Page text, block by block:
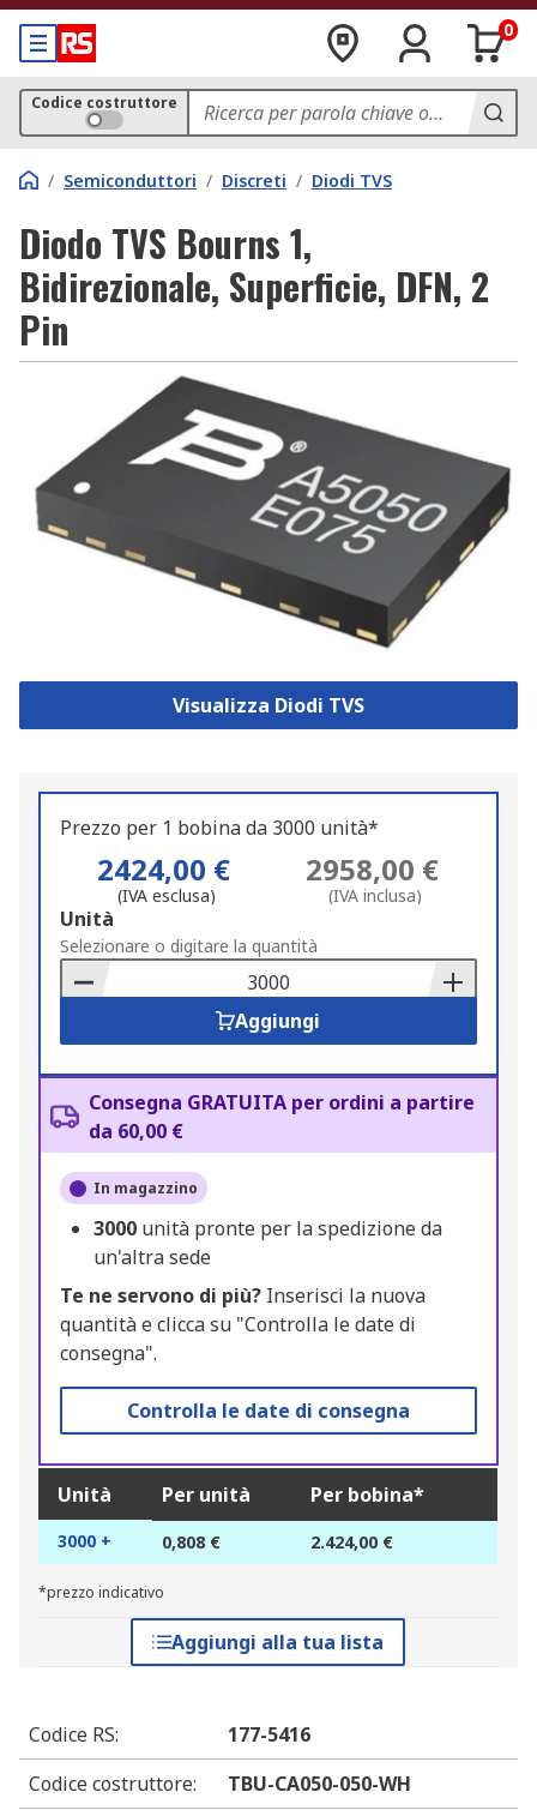
0
Codice costruttore
/ Semiconduttori / Discreti / Diodi TVS
Diodo TVS Bourns 1,
Bidirezionale, Superficie, DFN, 2
Pin
Visualizza Diodi TVS
Prezzo per 1 bobina da 3000 unità*
2424,00 €
(IVA esclusa)
2958,00 €
(IVA inclusa)
Add
to
Basket
Unità
Selezionare o digitare la quantità
Aggiungi
Consegna GRATUITA per ordini a partire
da 60,00 €
In magazzino
3000 unità pronte per la spedizione da
un'altra sede
Te ne servono di più? Inserisci la nuova
quantità e clicca su "Controlla le date di
consegna".
Controlla le date di consegna
Unità Per unità Per bobina*
3000 + 0,808 € 2.424,00 €
*prezzo indicativo
Aggiungi alla tua lista
Codice RS:
177-5416
Codice costruttore:
TBU-CA050-050-WH